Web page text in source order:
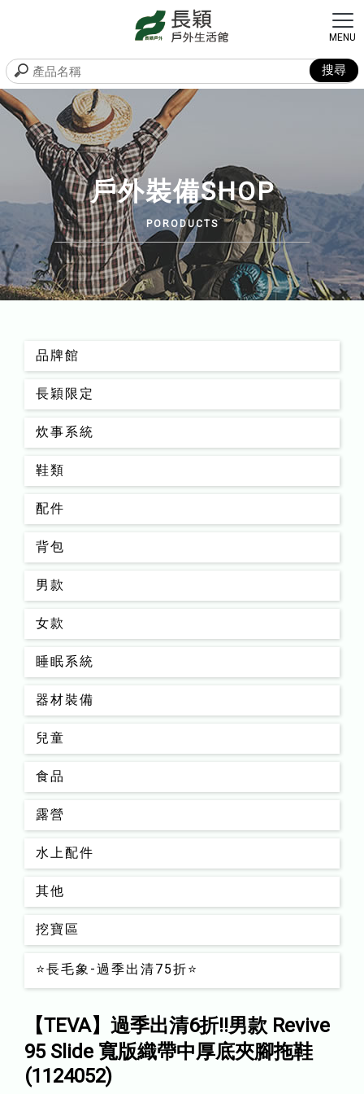
戶外裝備SHOP
品牌館
長穎限定
炊事系統
鞋類
配件
背包
男款
女款
睡眠系統
器材裝備
兒童
食品
露營
水上配件
其他
挖寶區
⭐長毛象-過季出清75折⭐
【TEVA】過季出清6折!!男款 Revive
95 Slide 寬版織帶中厚底夾腳拖鞋
(1124052)